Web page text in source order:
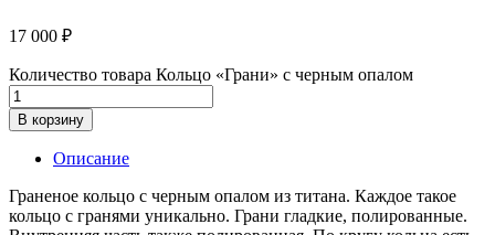
17 000 ₽
Количество товара Кольцо «Грани» с черным опалом
В корзину
Описание
Граненое кольцо с черным опалом из титана. Каждое такое
кольцо с гранями уникально. Грани гладкие, полированные.